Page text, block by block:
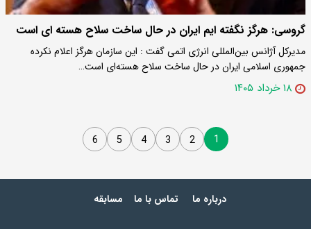
گروسی: هرگز نگفته ایم ایران در حال ساخت سلاح هسته ای است
مدیرکل آژانس بین‌المللی انرژی اتمی گفت : این سازمان هرگز اعلام نکرده
جمهوری اسلامی ایران در حال ساخت سلاح هسته‌ای است…
۱۸ خرداد ۱۴۰۵
1
2
3
4
5
6
درباره ما تماس با ما مسابقه